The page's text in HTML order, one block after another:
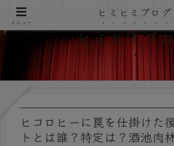
ヒミヒミブ
ヒコロヒーに罠を仕掛けた
トとは誰？特定は？酒池肉
メニュー
ヒミヒミブログ